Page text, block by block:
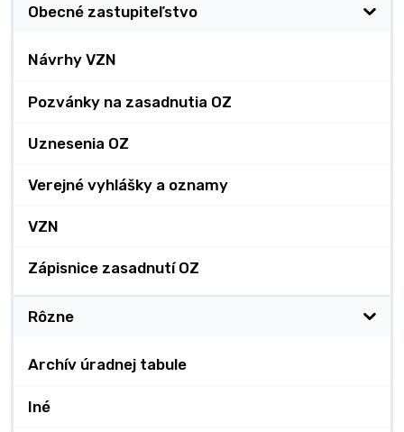
Obecné zastupiteľstvo
Návrhy VZN
Pozvánky na zasadnutia OZ
Uznesenia OZ
Verejné vyhlášky a oznamy
VZN
Zápisnice zasadnutí OZ
Rôzne
Archív úradnej tabule
Iné